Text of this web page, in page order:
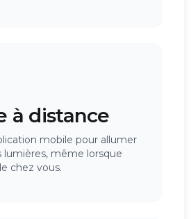
à distance
mobile pour allumer
lumières, même lorsque
chez vous.